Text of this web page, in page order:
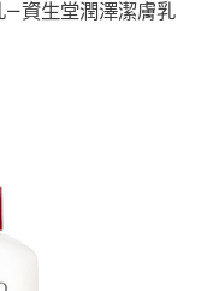
—資生堂潤澤潔膚乳